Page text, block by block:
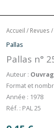
Accueil / Revues /
Pallas
Pallas n°
Auteur :
Format et
Année : 1978
Réf. : PAL 25